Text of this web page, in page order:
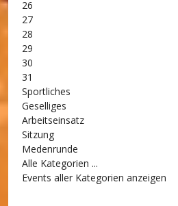
26
27
28
29
30
31
Sportliches
Geselliges
Arbeitseinsatz
Sitzung
Medenrunde
Alle Kategorien ...
Events aller Kategorien anzeigen